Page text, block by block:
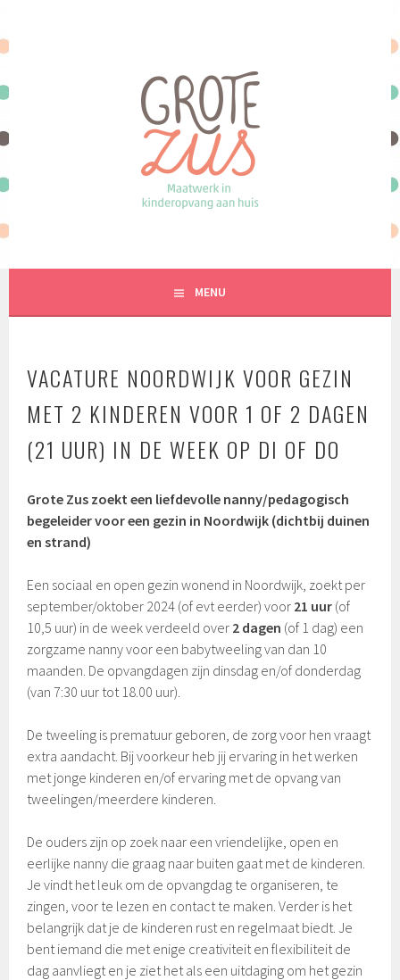
inhoud
MENU
VACATURE NOORDWIJK VOOR GEZIN
MET 2 KINDEREN VOOR 1 OF 2 DAGEN
(21 UUR) IN DE WEEK OP DI OF DO
Grote Zus zoekt een liefdevolle nanny/pedagogisch
begeleider voor een gezin in Noordwijk (dichtbij duinen
en strand)
Een sociaal en open gezin wonend in Noordwijk, zoekt per
september/oktober 2024 (of evt eerder) voor 21 uur (of
10,5 uur) in de week verdeeld over 2 dagen (of 1 dag) een
zorgzame nanny voor een babytweeling van dan 10
maanden. De opvangdagen zijn dinsdag en/of donderdag
(van 7:30 uur tot 18.00 uur).
De tweeling is prematuur geboren, de zorg voor hen vraagt
extra aandacht. Bij voorkeur heb jij ervaring in het werken
met jonge kinderen en/of ervaring met de opvang van
tweelingen/meerdere kinderen.
De ouders zijn op zoek naar een vriendelijke, open en
eerlijke nanny die graag naar buiten gaat met de kinderen.
Je vindt het leuk om de opvangdag te organiseren, te
zingen, voor te lezen en contact te maken. Verder is het
belangrijk dat je de kinderen rust en regelmaat biedt. Je
bent iemand die met enige creativiteit en flexibiliteit de
dag aanvliegt en je ziet het als een uitdaging om het gezin